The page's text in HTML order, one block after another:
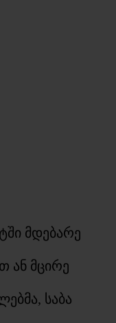
მდებარე
ან მცირე
საბა